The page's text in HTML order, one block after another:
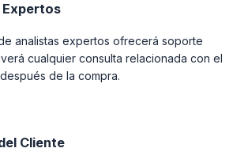
analistas expertos ofrecerá soporte
cualquier consulta relacionada con el
de la compra.
Cliente